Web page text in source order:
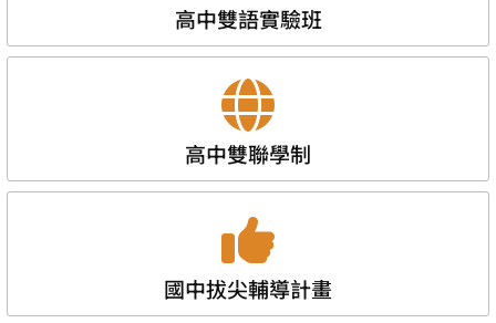
高中雙語實驗班
高中雙聯學制
國中拔尖輔導計畫